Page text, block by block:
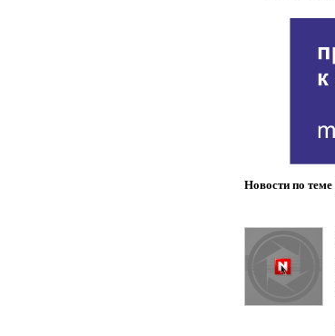
Новости по теме